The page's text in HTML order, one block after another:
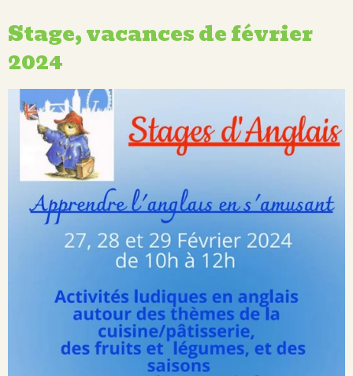
Stage, vacances de février
2024